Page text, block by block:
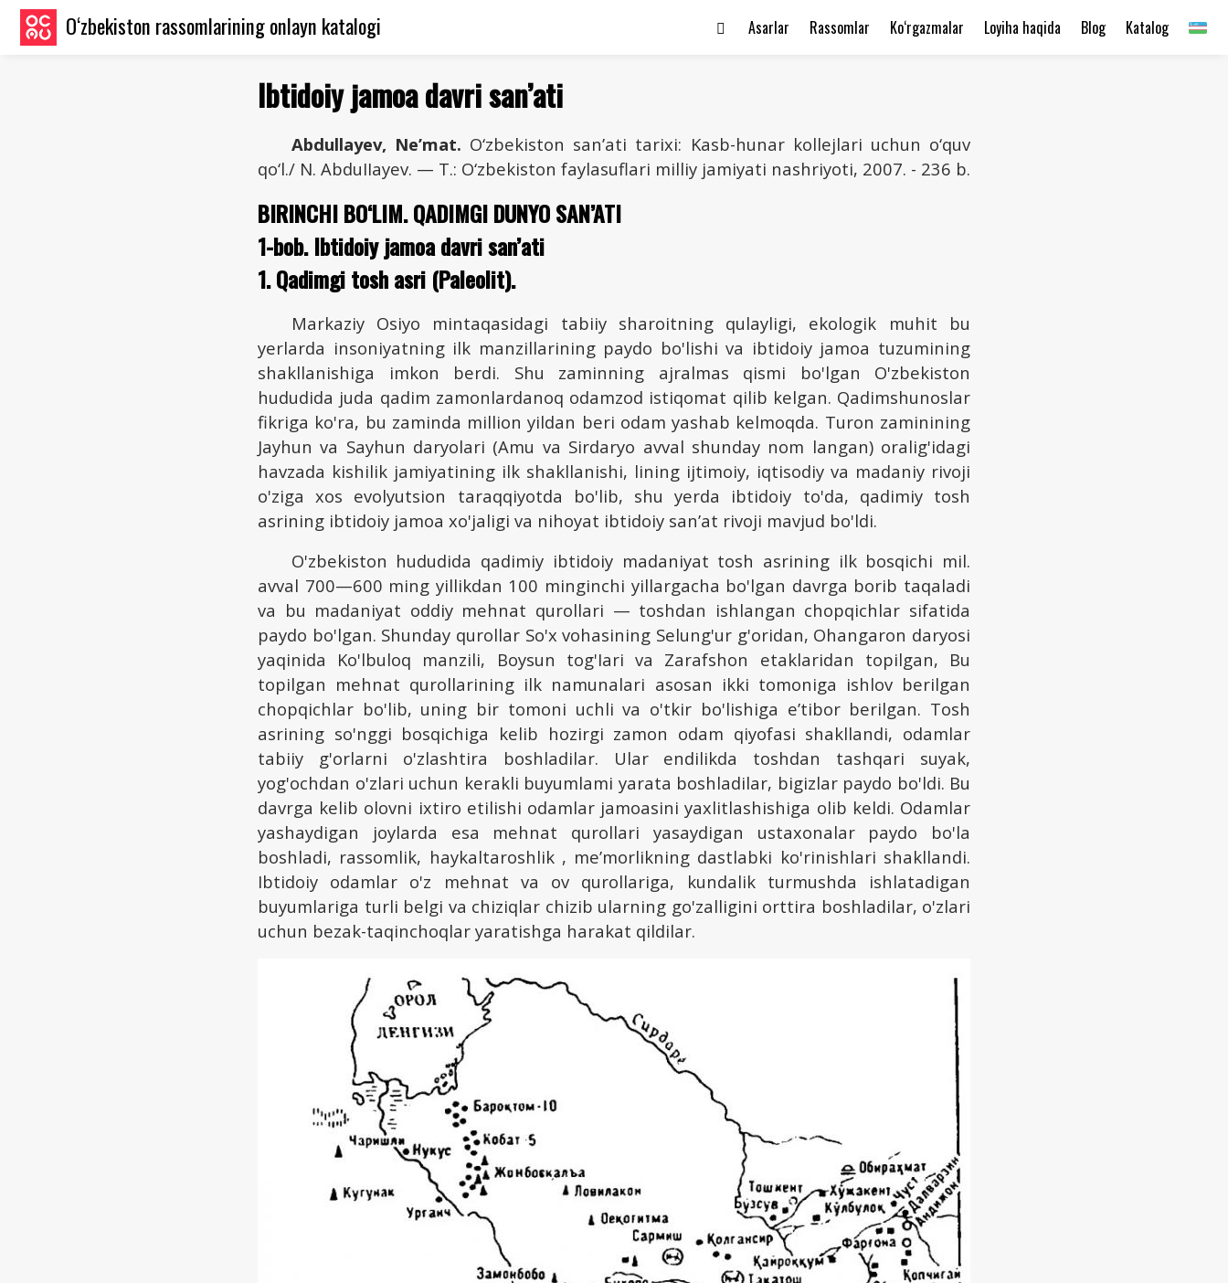
O‘zbekiston rassomlarining onlayn katalogi Katalog
Blog
Loyiha haqida
Ko‘rgazmalar
Rassomlar
Asarlar
Ibtidoiy jamoa davri san’ati
Abdullayev, Ne’mat. O‘zbekiston san’ati tarixi: Kasb-hunar kollejlari uchun o‘quv
qo‘l./ N. AbduIIayev. — Т.: O‘zbekiston faylasuflari milliy jamiyati nashriyoti, 2007. - 236 b.
BIRINCHI BO‘LIM. QADIMGI DUNYO SAN’ATI
1-bob. Ibtidoiy jamoa davri san’ati
1. Qadimgi tosh asri (Paleolit).
Markaziy Osiyo mintaqasidagi tabiiy sharoitning qulayligi, ekologik muhit bu
yerlarda insoniyatning ilk manzillarining paydo bo'lishi va ibtidoiy jamoa tuzumining
shakllanishiga imkon berdi. Shu zaminning ajralmas qismi bo'lgan O'zbekiston
hududida juda qadim zamonlardanoq odamzod istiqomat qilib kelgan. Qadimshunoslar
fikriga ko'ra, bu zaminda million yildan beri odam yashab kelmoqda. Turon zaminining
Jayhun va Sayhun daryolari (Amu va Sirdaryo avval shunday nom langan) oralig'idagi
havzada kishilik jamiyatining ilk shakllanishi, lining ijtimoiy, iqtisodiy va madaniy rivoji
o'ziga xos evolyutsion taraqqiyotda bo'lib, shu yerda ibtidoiy to'da, qadimiy tosh
asrining ibtidoiy jamoa xo'jaligi va nihoyat ibtidoiy san’at rivoji mavjud bo'ldi.
O'zbekiston hududida qadimiy ibtidoiy madaniyat tosh asrining ilk bosqichi mil.
avval 700—600 ming yillikdan 100 minginchi yillargacha bo'lgan davrga borib taqaladi
va bu madaniyat oddiy mehnat qurollari — toshdan ishlangan chopqichlar sifatida
paydo bo'lgan. Shunday qurollar So'x vohasining Selung'ur g'oridan, Ohangaron daryosi
yaqinida Ko'lbuloq manzili, Boysun tog'Iari va Zarafshon etaklaridan topilgan, Bu
topilgan mehnat qurollarining ilk namunalari asosan ikki tomoniga ishlov berilgan
chopqichlar bo'lib, uning bir tomoni uchli va o'tkir bo'lishiga e’tibor berilgan. Tosh
asrining so'nggi bosqichiga kelib hozirgi zamon odam qiyofasi shakllandi, odamlar
tabiiy g'orlarni o'zlashtira boshladilar. Ular endilikda toshdan tashqari suyak,
yog'ochdan o'zlari uchun kerakli buyumlami yarata boshladilar, bigizlar paydo bo'ldi. Bu
davrga kelib olovni ixtiro etilishi odamlar jamoasini yaxlitlashishiga olib keldi. Odamlar
yashaydigan joylarda esa mehnat qurollari yasaydigan ustaxonalar paydo bo'la
boshladi, rassomlik, haykaltaroshlik , me’morlikning dastlabki ko'rinishlari shakllandi.
Ibtidoiy odamlar o'z mehnat va ov qurollariga, kundalik turmushda ishlatadigan
buyumlariga turli belgi va chiziqlar chizib ularning go'zalligini orttira boshladilar, o'zlari
uchun bezak-taqinchoqlar yaratishga harakat qildilar.